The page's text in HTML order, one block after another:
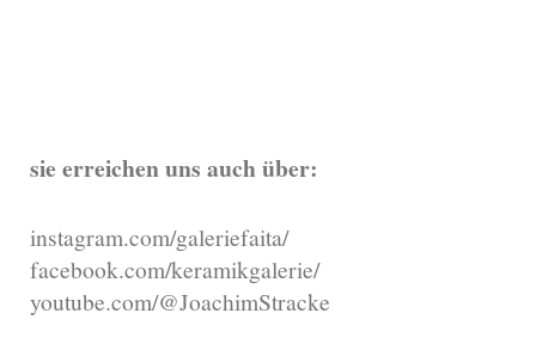
sie erreichen uns auch über:
instagram.com/galeriefaita/
facebook.com/keramikgalerie/
youtube.com/@JoachimStracke